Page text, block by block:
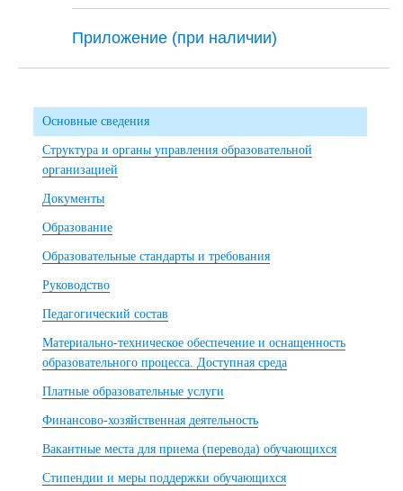
Приложение (при наличии)
Основные сведения
Структура и органы управления образовательной
организацией
Документы
Образование
Образовательные стандарты и требования
Руководство
Педагогический состав
Материально-техническое обеспечение и оснащенность
образовательного процесса. Доступная среда
Платные образовательные услуги
Финансово-хозяйственная деятельность
Вакантные места для приема (перевода) обучающихся
Стипендии и меры поддержки обучающихся